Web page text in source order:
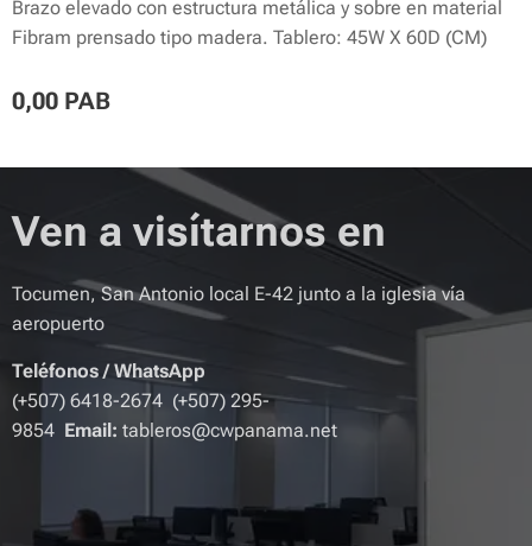
Brazo elevado con estructura metálica y sobre en material
Fibram prensado tipo madera. Tablero: 45W X 60D (CM)
0,00 PAB
Ven a visítarnos en
Tocumen, San Antonio local E-42 junto a la iglesia vía
aeropuerto
Teléfonos/WhatsApp
(+507) 6418-2674 (+507) 295-
9854 Email: tableros@cwpanama.net